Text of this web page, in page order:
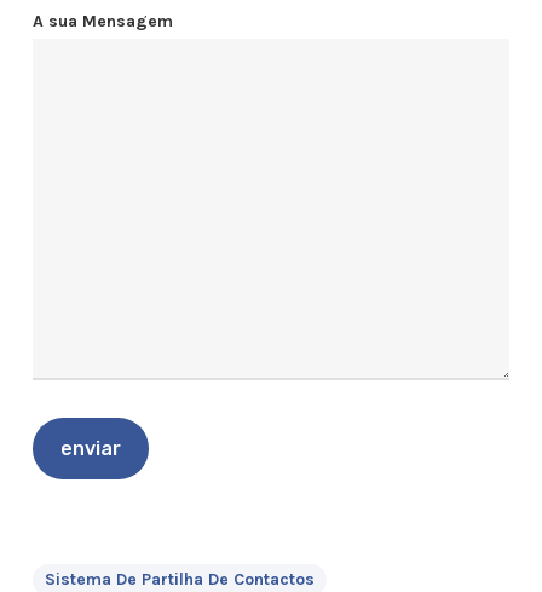
A sua Mensagem
Sistema De Partilha De Contactos